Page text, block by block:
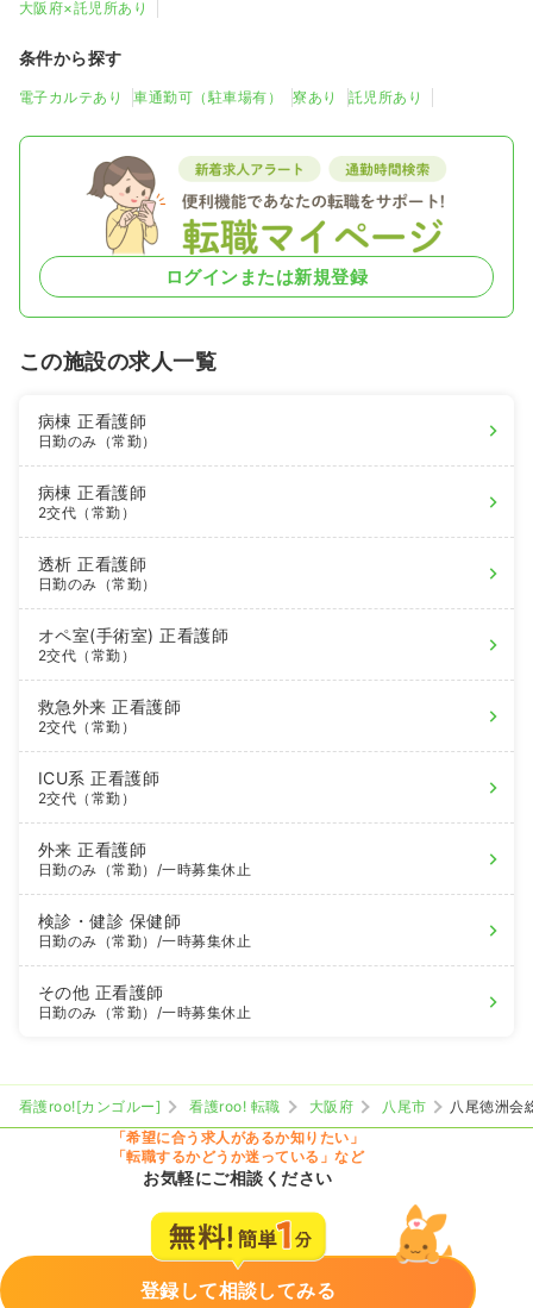
大阪府×託児所あり
条件から探す
電子カルテあり 車通勤可（駐車場有） 寮あり 託児所あり
ログインまたは新規登録
この施設の求人一覧
病棟正看護師
日勤のみ（常勤）
病棟正看護師
2交代（常勤）
透析正看護師
日勤のみ（常勤）
オペ室(手術室)正看護師
2交代（常勤）
救急外来正看護師
2交代（常勤）
ICU系正看護師
2交代（常勤）
外来正看護師
日勤のみ（常勤） /一時募集休止
検診・健診 保健師
日勤のみ（常勤） /一時募集休止
その他 正看護師
日勤のみ（常勤） /一時募集休止
看護roo![カンゴルー] 看護roo! 転職 大阪府 八尾市
八尾徳洲会
「希望に合う求人があるか知りたい」
「転職するかどうか迷っている」など
お気軽にご相談ください
登録して相談してみる